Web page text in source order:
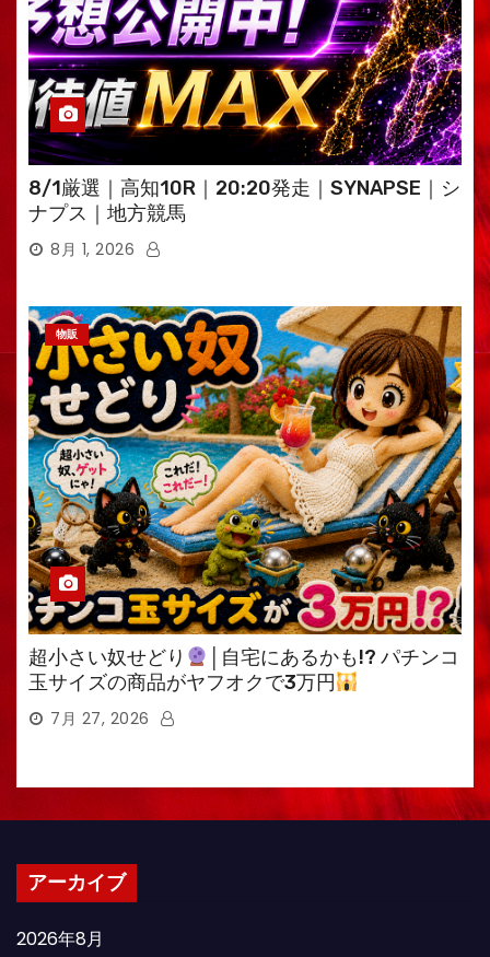
8/1厳選｜高知10R｜20:20発走｜SYNAPSE｜シ
ナプス｜地方競馬
8月 1, 2026
物販
超小さい奴せどり
│自宅にあるかも!? パチンコ
玉サイズの商品がヤフオクで3万円
7月 27, 2026
アーカイブ
2026年8月